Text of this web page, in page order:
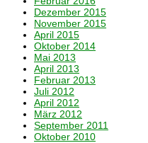
Dezember 2015
November 2015
April 2015
Oktober 2014
Mai 2013
April 2013
Februar 2013
Juli 2012
April 2012
März 2012
September 2011
Oktober 2010